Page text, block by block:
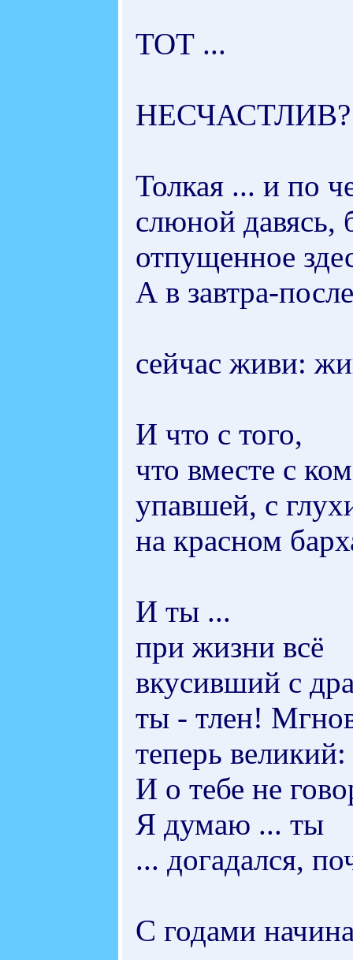
ТОТ ...
Толкая ... и по
слюной давясь,
отпущенное
А в завтра-
сейчас живи:
И что с того,
что вместе с
упавшей, с
на красном
И ты ...
при жизни всё
вкусивший с
ты - тлен!
теперь
И о тебе не
Я думаю ... ты
... догадался,
С годами